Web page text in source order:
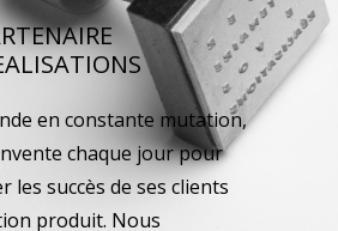
en constante mutation,
chaque jour pour
les succès de ses clients
produit. Nous